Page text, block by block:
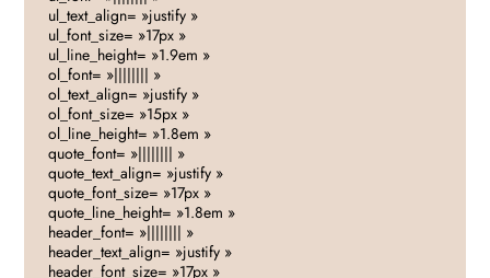
ul_text_align= »justify »
ul_font_size= »17px »
ul_line_height= »1.9em »
ol_font= »|||||||| »
ol_text_align= »justify »
ol_font_size= »15px »
ol_line_height= »1.8em »
quote_font= »|||||||| »
quote_text_align= »justify »
quote_font_size= »17px »
quote_line_height= »1.8em »
header_font= »|||||||| »
header_text_align= »justify »
header_font_size= »17px »